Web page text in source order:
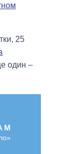
25
один –